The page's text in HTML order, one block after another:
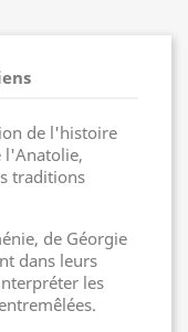
de l'histoire
l'Anatolie,
traditions
de Géorgie
dans leurs
les